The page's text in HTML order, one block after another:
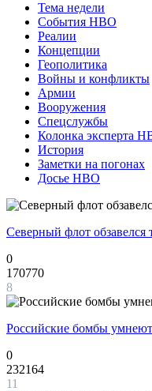
Тема недели
События НВО
Реалии
Концепции
Геополитика
Войны и конфликты
Армии
Вооружения
Спецслужбы
Колонка эксперта
История
Заметки на погонах
Досье НВО
Северный флот обзавелся
0
170770
8
Российские бомбы
0
232164
11